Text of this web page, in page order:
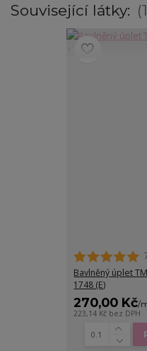
Související látky: 1
Bavlněný úplet
1748 (E)
270,00 Kč/
223,14 Kč bez DPH